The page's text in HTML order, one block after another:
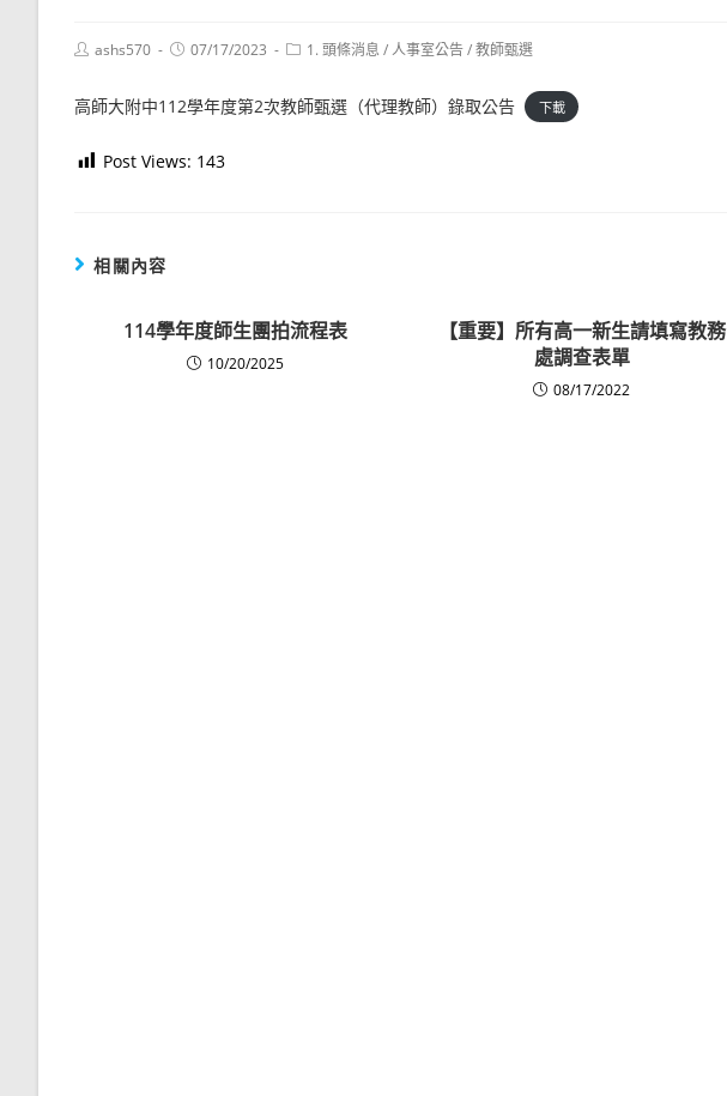
Postashs570
Post07/17/2023
Post1. 頭條消息 /人事室公告/教師甄選
高師大附中112學年度第2次教師甄選（代理教師）錄取公告 下載
Post Views: 143
相關內容
114學年度師生團拍流程表
10/20/2025
【重要】所有高一新生請填寫教務
處調查表單
08/17/2022